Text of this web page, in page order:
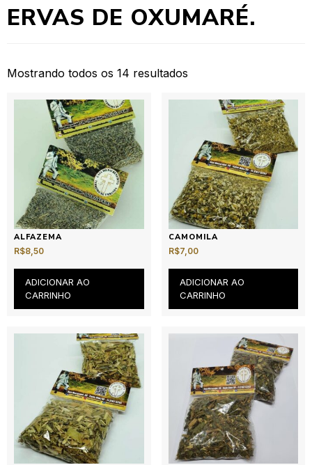
ERVAS DE OXUMARÉ.
Mostrando todos os 14 resultados
ALFAZEMA
R$8,50
ADICIONAR AO
CARRINHO
CAMOMILA
R$7,00
ADICIONAR AO
CARRINHO